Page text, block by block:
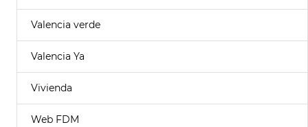
Valencia verde
Valencia Ya
Vivienda
Web FDM